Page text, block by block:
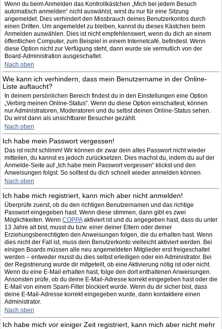
Wenn du beim Anmelden das Kontrollkästchen „Mich bei jedem Besuch
automatisch anmelden“ nicht auswählst, wirst du nur für eine Sitzung
angemeldet. Dies verhindert den Missbrauch deines Benutzerkontos durch
einen Dritten. Um angemeldet zu bleiben, kannst du dieses Kästchen beim
Anmelden auswählen. Dies ist nicht empfehlenswert, wenn du dich an einem
öffentlichen Computer, zum Beispiel in einem Internetcafé, befindest. Wenn
diese Option nicht zur Verfügung steht, dann wurde sie vermutlich von der
Board-Administration ausgeschaltet.
Nach oben
Wie kann ich verhindern, dass mein Benutzername in der Online-
Liste auftaucht?
In deinem persönlichen Bereich findest du in den Einstellungen eine Option
„Verbirg meinen Online-Status“. Wenn du diese Option einschaltest, können
nur Administratoren, Moderatoren und du selbst deinen Online-Status sehen.
Du wirst dann als unsichtbarer Besucher gezählt.
Nach oben
Ich habe mein Passwort vergessen!
Das ist nicht schlimm! Wir können dir zwar dein altes Passwort nicht wieder
mitteilen, du kannst es jedoch zurücksetzen. Dies machst du, indem du auf der
Anmelde-Seite auf „Ich habe mein Passwort vergessen“ klickst und den
Anweisungen folgst. So solltest du dich schnell wieder anmelden können.
Nach oben
Ich habe mich registriert, kann mich aber nicht anmelden!
Überprüfe zuerst, ob du den richtigen Benutzernamen und das richtige
Passwort eingegeben hast. Wenn diese stimmen, dann gibt es zwei
Möglichkeiten. Wenn COPPAaktiviert ist und du angegeben hast, dass du unter
13 Jahre alt bist, musst du bzw. einer deiner Eltern oder deiner
Erziehungsberechtigten den Anweisungen folgen, die du erhalten hast. Wenn
dies nicht der Fall ist, muss dein Benutzerkonto vielleicht aktiviert werden. Bei
einigen Boards müssen alle neu angemeldeten Mitglieder erst freigeschaltet
werden – entweder musst du dies selbst erledigen oder ein Administrator. Bei
der Registrierung wurde dir mitgeteilt, ob eine Aktivierung nötig ist oder nicht.
Wenn du eine E-Mail erhalten hast, folge den dort enthaltenen Anweisungen.
Ansonsten prüfe, ob du deine E-Mail-Adresse korrekt eingegeben hast oder die
E-Mail von einem Spam-Filter blockiert wurde. Wenn du dir sicher bist, dass
deine E-Mail-Adresse korrekt eingegeben wurde, dann kontaktiere einen
Administrator.
Nach oben
Ich habe mich vor einiger Zeit registriert, kann mich aber nicht mehr